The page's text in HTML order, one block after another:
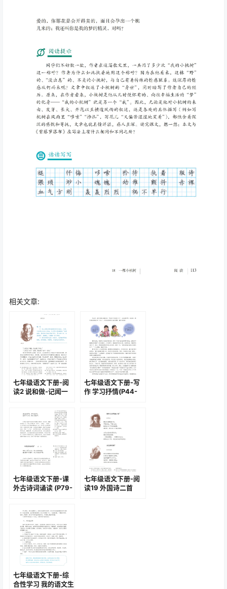
相关文章:
七年级语文下册-阅
读2 说和做-记闻一
七年级语文下册-写
作 学习抒情(P44-
七年级语文下册-课
外古诗词诵读 (P79-
七年级语文下册-阅
读19 外国诗二首
七年级语文下册-综
合性学习 我的语文生